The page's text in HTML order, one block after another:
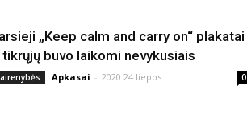
„Keep calm and carry on“ plakatai
tikrųjų buvo laikomi nevykusiais
Apkasai - 2020 24 liepos 0